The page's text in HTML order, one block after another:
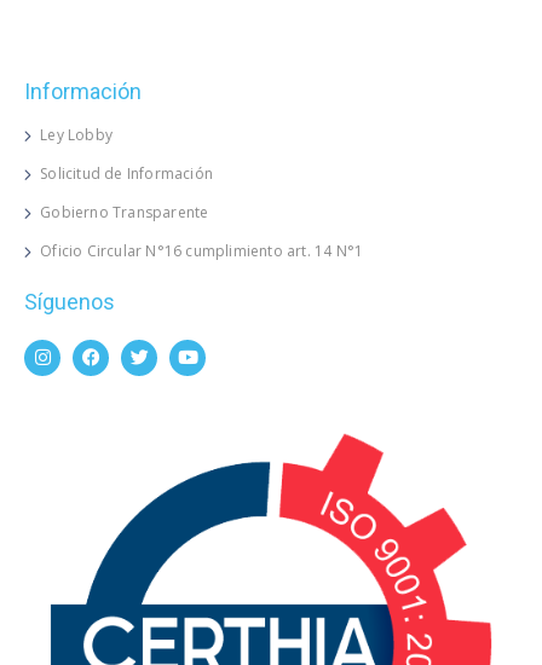
Información
Ley Lobby
Solicitud de Información
Gobierno Transparente
Oficio Circular N°16 cumplimiento art. 14 N°1
Síguenos